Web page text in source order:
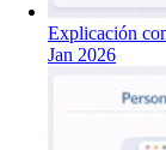
Explicación
Jan 2026